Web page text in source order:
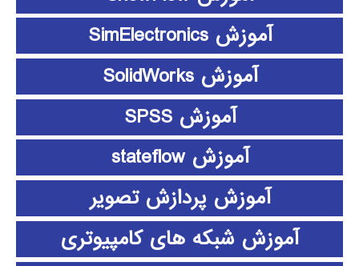
آموزش SimElectronics
آموزش SolidWorks
آموزش SPSS
آموزش stateflow
آموزش پردازش تصویر
آموزش شبکه های کامپیوتری